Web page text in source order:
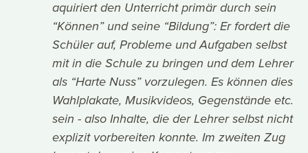
aquiriert den Unterricht primär durch sein
“Können” und seine “Bildung”: Er fordert die
Schüler auf, Probleme und Aufgaben selbst
mit in die Schule zu bringen und dem Lehrer
als “Harte Nuss” vorzulegen. Es können dies
Wahlplakate, Musikvideos, Gegenstände etc.
sein - also Inhalte, die der Lehrer selbst nicht
explizit vorbereiten konnte. Im zweiten Zug